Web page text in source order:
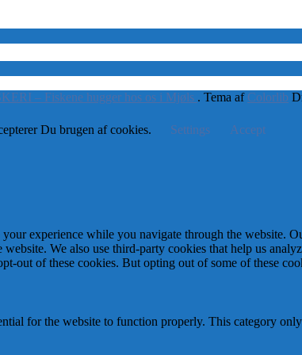
– Fiskene hugger hos os i Mjøls . Tema af Colorlib
Du brugen af cookies.
Settings Accept
experience while you navigate through the website.
We also use third-party cookies that help us
out of these cookies. But opting out of some of these
for the website to function properly. This category